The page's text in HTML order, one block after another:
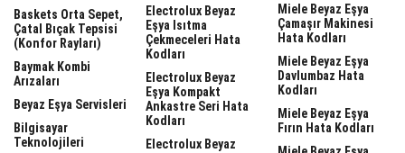
Baskets Orta Sepet,
Çatal Bıçak Tepsisi
(Konfor Rayları)
Baymak Kombi
Arızaları
Beyaz Eşya Servisleri
Bilgisayar
Teknolojileri
Electrolux Beyaz
Eşya Isıtma
Çekmeceleri Hata
Kodları
Electrolux Beyaz
Eşya Kompakt
Ankastre Seri Hata
Kodları
Electrolux Beyaz
Miele Beyaz Eşya
Çamaşır Makinesi
Hata Kodları
Miele Beyaz Eşya
Davlumbaz Hata
Kodları
Miele Beyaz Eşya
Fırın Hata Kodları